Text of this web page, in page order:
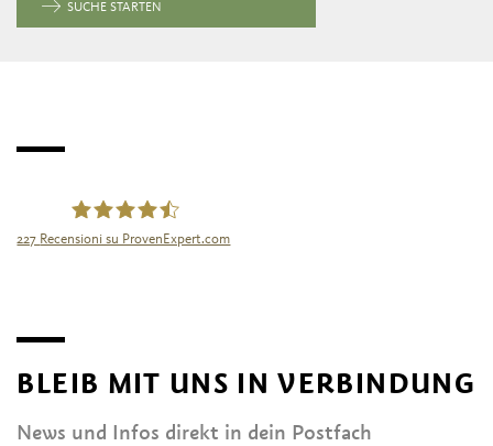
SUCHE STARTEN
227 Recensioni su ProvenExpert.com
BLEIB MIT UNS IN VERBINDUNG
News und Infos direkt in dein Postfach